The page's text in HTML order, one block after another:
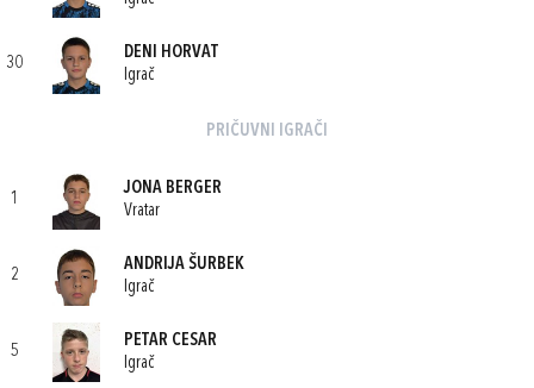
30
DENI HORVAT
Igrač
PRIČUVNI IGRAČI
1
JONA BERGER
Vratar
2
ANDRIJA ŠURBEK
Igrač
5
PETAR CESAR
Igrač